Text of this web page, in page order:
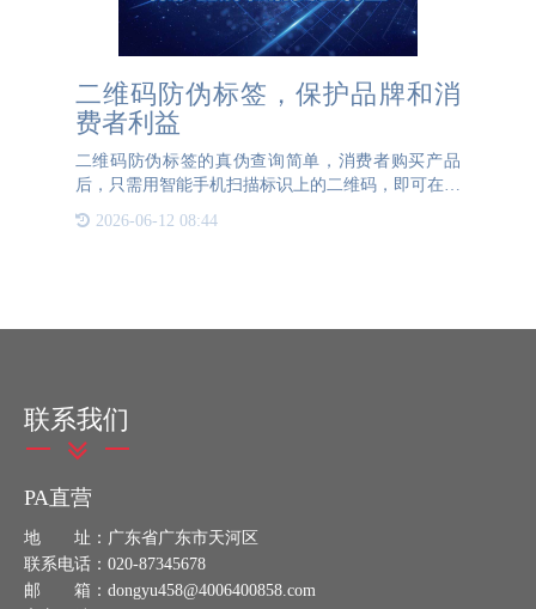
二维码防伪标签，保护品牌和消
费者利益
二维码防伪标签的真伪查询简单，消费者购买产品
后，只需用智能手机扫描标识上的二维码，即可在短
标签，为每件商品分配一个二维码，以确保一物一
2026-06-12 08:44
联系我们
PA直营
地 址：广东省广东市天河区
联系电话：020-87345678
邮 箱：dongyu458@4006400858.com